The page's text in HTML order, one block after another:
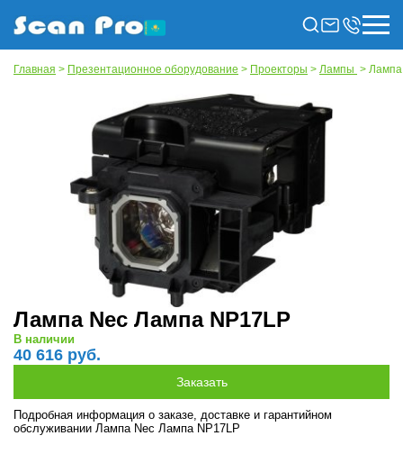
Главная > Презентационное оборудование > Проекторы > Лампы >
Лампа Nec Лампа NP17LP
В наличии
40 616 руб.
Подробная информация о заказе, доставке и гарантийном
обслуживании Лампа Nec Лампа NP17LP